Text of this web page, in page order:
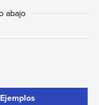
Ejemplos